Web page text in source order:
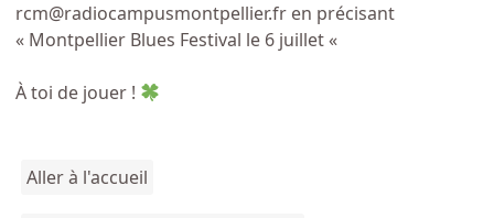
rcm@radiocampusmontpellier.fr en précisant
« Montpellier Blues Festival le 6 juillet «
À toi de jouer !
Aller à l'accueil